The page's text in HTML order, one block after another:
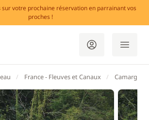
sur votre prochaine réservation en parrainant vos
proches !
France - Fleuves et Canaux Camargue